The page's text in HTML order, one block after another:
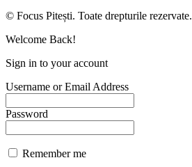
© Focus Pitești. Toate drepturile rezervate.
Welcome Back!
Sign in to your account
Username or Email Address
Password
Remember me